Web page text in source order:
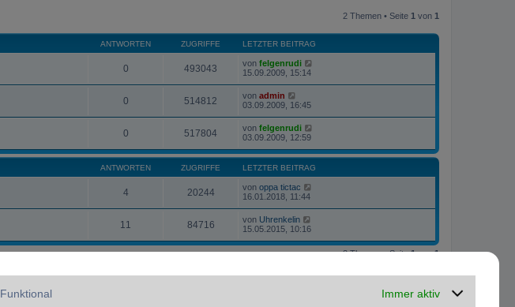
2 Themen • Seite 1 von 1
ANTWORTEN ZUGRIFFE LETZTER BEITRAG
0 493043 von felgenrudi
15.09.2009, 15:14
0 514812 von admin
03.09.2009, 16:45
0 517804 von felgenrudi
03.09.2009, 12:59
ANTWORTEN ZUGRIFFE LETZTER BEITRAG
4 20244 von oppa tictac
16.01.2018, 11:44
11 84716 von Uhrenkelin
15.05.2015, 10:16
2 Themen • Seite1von1
Funktional Immer aktiv